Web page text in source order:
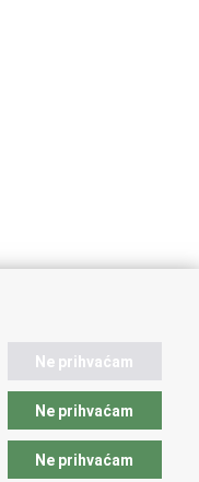
Ne prihvaćam
Ne prihvaćam
Ne prihvaćam